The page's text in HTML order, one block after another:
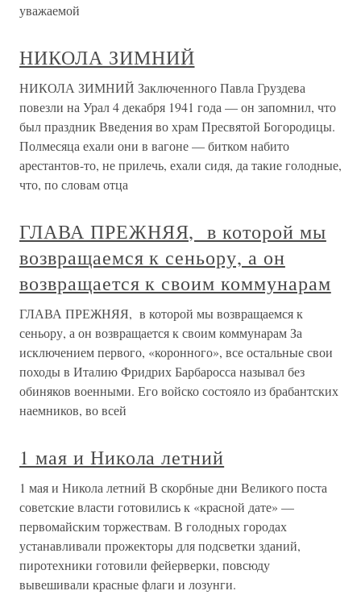
уважаемой
НИКОЛА ЗИМНИЙ
НИКОЛА ЗИМНИЙ Заключенного Павла Груздева
повезли на Урал 4 декабря 1941 года — он запомнил, что
был праздник Введения во храм Пресвятой Богородицы.
Полмесяца ехали они в вагоне — битком набито
арестантов-то, не прилечь, ехали сидя, да такие голодные,
что, по словам отца
ГЛАВА ПРЕЖНЯЯ, в которой мы
возвращаемся к сеньору, а он
возвращается к своим коммунарам
ГЛАВА ПРЕЖНЯЯ, в которой мы возвращаемся к
сеньору, а он возвращается к своим коммунарам За
исключением первого, «коронного», все остальные свои
походы в Италию Фридрих Барбаросса называл без
обиняков военными. Его войско состояло из брабантских
наемников, во всей
1 мая и Никола летний
1 мая и Никола летний В скорбные дни Великого поста
советские власти готовились к «красной дате» —
первомайским торжествам. В голодных городах
устанавливали прожекторы для подсветки зданий,
пиротехники готовили фейерверки, повсюду
вывешивали красные флаги и лозунги.